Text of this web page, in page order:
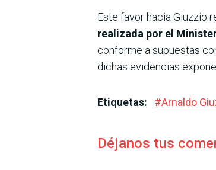
Este favor hacia Giuzzio
realizada por el
conforme a supues­tas
dichas evi­dencias
Etiquetas: #Arnaldo
Déjanos tus